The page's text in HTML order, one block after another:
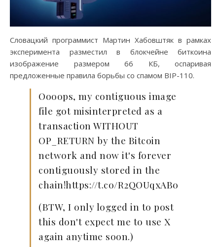
Словацкий программист Мартин Хабовштяк в рамках
эксперимента разместил в блокчейне биткоина
изображение размером 66 КБ, оспаривая
предложенные правила борьбы со спамом BIP-110.
Oooops, my contiguous image
file got misinterpreted as a
transaction WITHOUT
OP_RETURN by the Bitcoin
network and now it's forever
contiguously stored in the
chain!https://t.co/R2QOUqxABo
(BTW, I only logged in to post
this don't expect me to use X
again anytime soon.)